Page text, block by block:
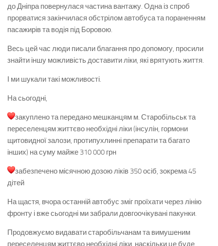
до Дніпра повернулася частина вантажу. Одна із спроб
прорватися закінчилася обстрілом автобуса та пораненням
пасажирів та водія під Боровою.
Весь цей час люди писали благання про допомогу, просили
знайти іншу можливість доставити ліки, які врятують життя.
І ми шукали такі можливості.
На сьогодні,
закуплено та передано мешканцям м. Старобільськ та
переселенцям життєво необхідні ліки (інсулін, гормони
щитовидної залози, протипухлинні препарати та багато
інших) на суму майже 310 000 грн
забезпечено місячною дозою ліків 350 осіб, зокрема 45
дітей
На щастя, вчора останній автобус зміг проїхати через лінію
фронту і вже сьогодні ми забрали довгоочікувані пакунки.
Продовжуємо видавати старобільчанам та вимушеним
переселенцям життєво необхідні ліки, наскільки це буде